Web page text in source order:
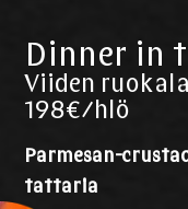
Dinner in
Viiden
198€/hlö
Parmesan-
tattaria